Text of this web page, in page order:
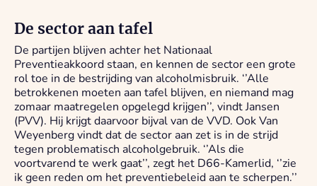
De sector aan tafel
De partijen blijven achter het Nationaal
Preventieakkoord staan, en kennen de sector een grote
rol toe in de bestrijding van alcoholmisbruik. ‘’Alle
betrokkenen moeten aan tafel blijven, en niemand mag
zomaar maatregelen opgelegd krijgen’’, vindt Jansen
(PVV). Hij krijgt daarvoor bijval van de VVD. Ook Van
Weyenberg vindt dat de sector aan zet is in de strijd
tegen problematisch alcoholgebruik. ‘’Als die
voortvarend te werk gaat’’, zegt het D66-Kamerlid, ‘’zie
ik geen reden om het preventiebeleid aan te scherpen.’’